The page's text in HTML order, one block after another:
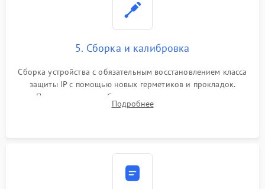
5. Сборка и калибровка
Сборка устройства с обязательным восстановлением класса
защиты IP с помощью новых герметиков и прокладок.
Программная калибровка матрицы по эталонному
абсолютно черному телу для точного измерения температур.
Подробнее